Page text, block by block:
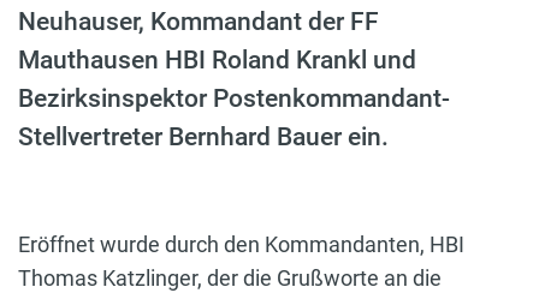
Neuhauser, Kommandant der FF
Mauthausen HBI Roland Krankl und
Bezirksinspektor Postenkommandant-
Stellvertreter Bernhard Bauer ein.
Eröffnet wurde durch den Kommandanten, HBI
Thomas Katzlinger, der die Grußworte an die